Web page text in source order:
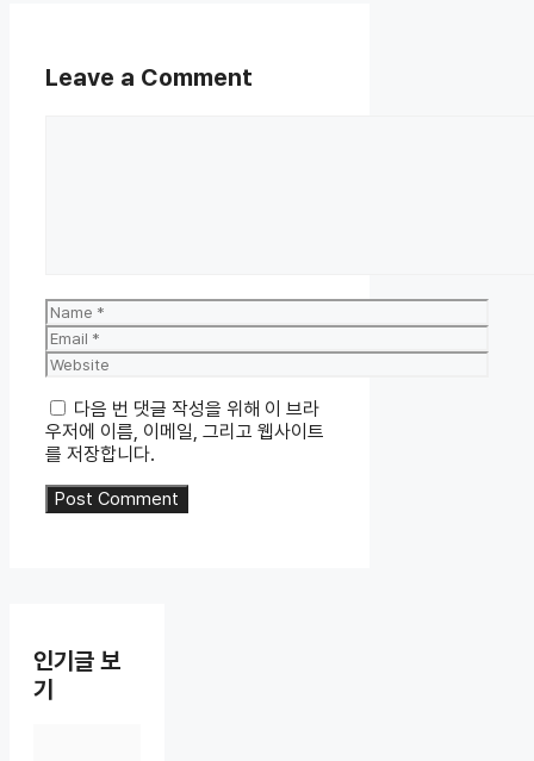
Leave a Comment
Name
Email
Website
다음 번 댓글 작성을 위해 이 브라
우저에 이름, 이메일, 그리고 웹사이트
를 저장합니다.
인기글 보
기